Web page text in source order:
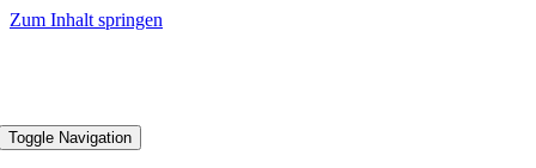
Zum Inhalt springen
Toggle Navigation